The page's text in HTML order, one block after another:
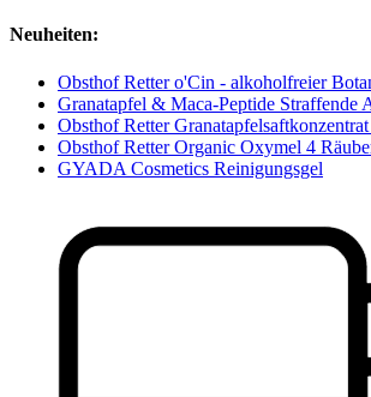
Neuheiten:
Obsthof Retter o'Cin - alkoholfreier
Granatapfel & Maca-Peptide Straffende
Obsthof Retter
Obsthof Retter Organic Oxymel 4
GYADA Cosmetics Reinigungsgel